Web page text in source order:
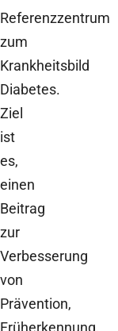
Referenzzentrum
zum
Krankheitsbild
Diabetes.
Ziel
ist
es,
einen
Beitrag
zur
Verbesserung
von
Prävention,
Früherkennung,